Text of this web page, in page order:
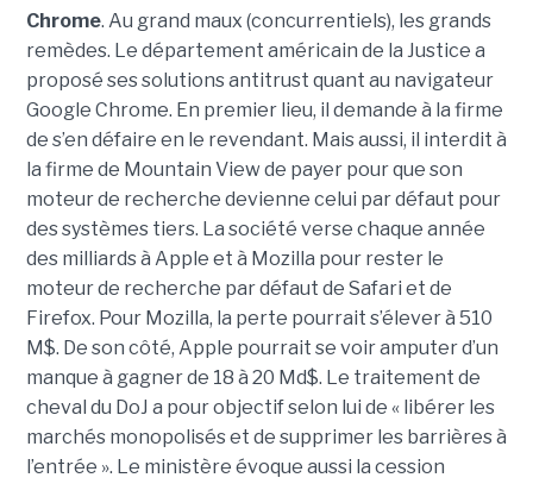
Chrome. Au grand maux (concurrentiels), les grands
remèdes. Le département américain de la Justice a
proposé ses solutions antitrust quant au navigateur
Google Chrome. En premier lieu, il demande à la firme
de s’en défaire en le revendant. Mais aussi, il interdit à
la firme de Mountain View de payer pour que son
moteur de recherche devienne celui par défaut pour
des systèmes tiers. La société verse chaque année
des milliards à Apple et à Mozilla pour rester le
moteur de recherche par défaut de Safari et de
Firefox. Pour Mozilla, la perte pourrait s’élever à 510
M$. De son côté, Apple pourrait se voir amputer d’un
manque à gagner de 18 à 20 Md$. Le traitement de
cheval du DoJ a pour objectif selon lui de « libérer les
marchés monopolisés et de supprimer les barrières à
l’entrée ». Le ministère évoque aussi la cession